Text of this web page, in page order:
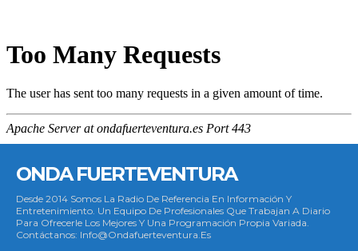
ONDA FUERTEVENTURA
Desde 2014 Somos La Radio De Referencia En Información Y
Entretenimiento. Un Equipo De Profesionales Que Trabajan A Diario
Para Ofrecerle Los Mejores Y Una Programación Propia Variada.
Contáctanos: Info@ondafuerteventura.es